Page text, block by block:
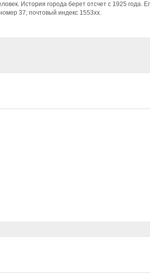
История города берет отсчет с 1925 года.
37; почтовый индекс 1553xx.